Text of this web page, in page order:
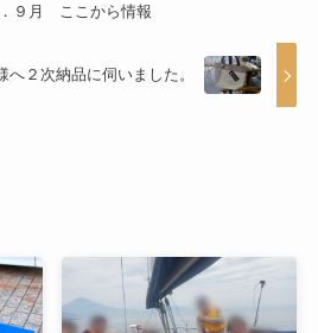
９月 ここから情報
２次納品に伺いました。